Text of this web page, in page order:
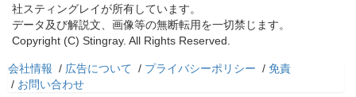
社スティングレイが所有しています。
データ及び解説文、画像等の無断転用を一切禁じます。
Copyright (C) Stingray. All Rights Reserved.
会社情報 / 広告について / プライバシーポリシー / 免責
/ お問い合わせ